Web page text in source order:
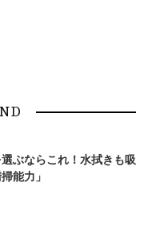
選ぶならこれ！水拭きも吸
能力」